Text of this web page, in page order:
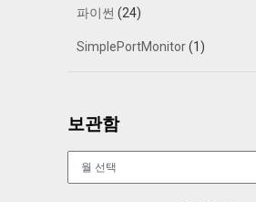
파이썬 (24)
SimplePortMonitor(1)
보관함